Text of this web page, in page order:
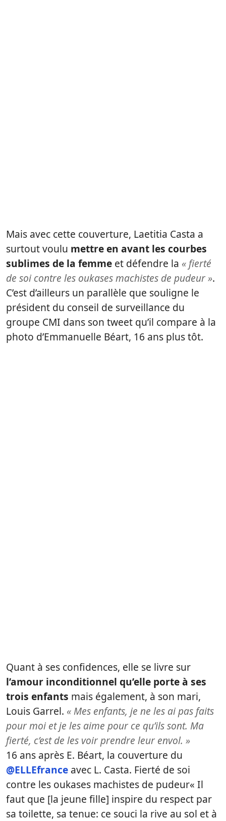
Mais avec cette couverture, Laetitia Casta a
surtout voulu mettre en avant les courbes
sublimes de la femme et défendre la « fierté
de soi contre les oukases machistes de pudeur ».
C’est d’ailleurs un parallèle que souligne le
président du conseil de surveillance du
groupe CMI dans son tweet qu’il compare à la
photo d’Emmanuelle Béart, 16 ans plus tôt.
Quant à ses confidences, elle se livre sur
l’amour inconditionnel qu’elle porte à ses
trois enfants mais également, à son mari,
Louis Garrel. « Mes enfants, je ne les ai pas faits
pour moi et je les aime pour ce qu’ils sont. Ma
fierté, c’est de les voir prendre leur envol. »
16 ans après E. Béart, la couverture du
@ELLEfrance ⁩ avec L. Casta. Fierté de soi
contre les oukases machistes de pudeur« Il
faut que [la jeune fille] inspire du respect par
sa toilette, sa tenue: ce souci la rive au sol et à